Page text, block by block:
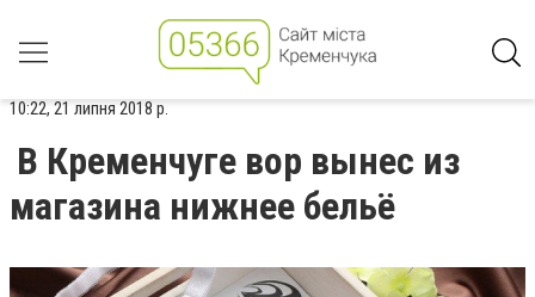
10:22, 21 липня 2018 р.
В Кременчуге вор вынес из
магазина нижнее бельё